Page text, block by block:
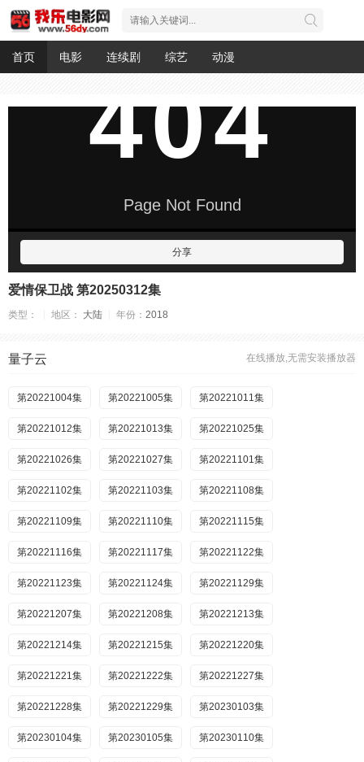
首页 电影 连续剧 综艺 动漫
分享
爱情保卫战 第20250312集
类型： 地区： 大陆 年份： 2018
在线播放,无需安装播放器
量子云
第20221004集 第20221005集 第20221011集
第20221012集 第20221013集 第20221025集
第20221026集 第20221027集 第20221101集
第20221102集 第20221103集 第20221108集
第20221109集 第20221110集 第20221115集
第20221116集 第20221117集 第20221122集
第20221123集 第20221124集 第20221129集
第20221207集 第20221208集 第20221213集
第20221214集 第20221215集 第20221220集
第20221221集 第20221222集 第20221227集
第20221228集 第20221229集 第20230103集
第20230104集 第20230105集 第20230110集